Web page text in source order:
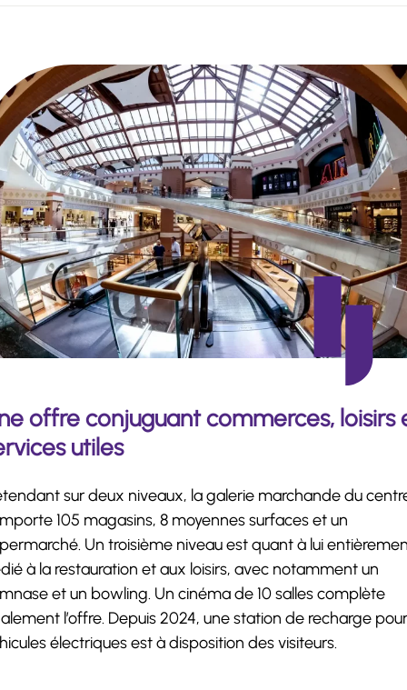
offre conjuguant commerces, loisirs
utiles
sur deux niveaux, la galerie marchande du
105 magasins, 8 moyennes surfaces et un
Un troisième niveau est quant à lui
à la restauration et aux loisirs, avec notamment un
et un bowling. Un cinéma de 10 salles complète
l’offre. Depuis 2024, une station de recharge pour
électriques est à disposition des visiteurs.